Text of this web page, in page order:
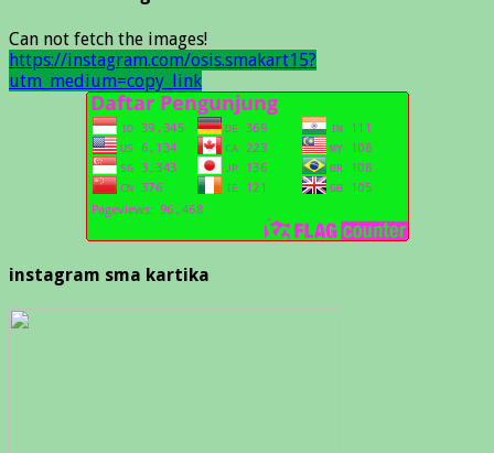
Can not fetch the images!
https://instagram.com/osis.smakart15?
utm_medium=copy_link
instagram sma kartika